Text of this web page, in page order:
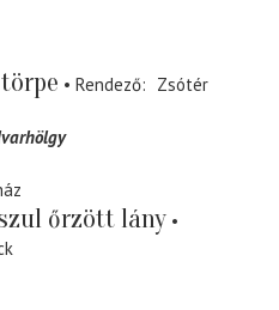
Rendező
Zsótér
őrzött lány